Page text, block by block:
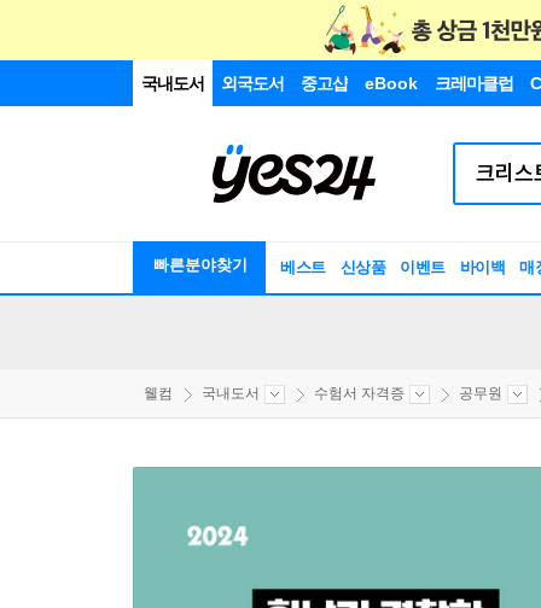
국내도서 외국도서 중고샵 eBook 크레마클럽
빠른분야찾기 베스트 신상품 이벤트 바이백 매
웰컴 국내도서 수험서 자격증 공무원